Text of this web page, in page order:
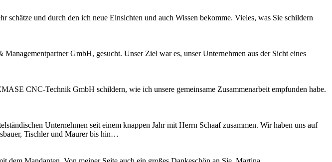
und durch den ich neue Einsichten und auch Wissen bekomme. Vieles, was Sie schildern
GmbH, gesucht. Unser Ziel war es, unser Unternehmen aus der Sicht eines
CNC-Technik GmbH schildern, wie ich unsere gemeinsame Zusammenarbeit empfunden habe.
Unternehmen seit einem knappen Jahr mit Herrn Schaaf zusammen. Wir haben uns auf
Tischler und Maurer bis hin…